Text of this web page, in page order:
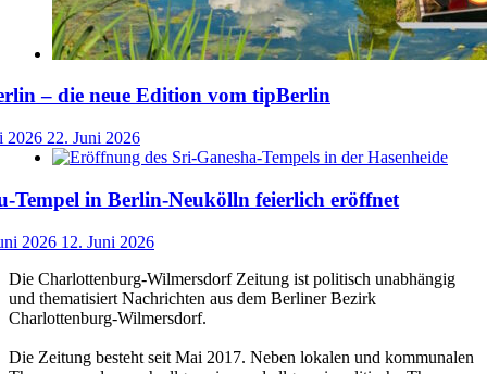
– die neue Edition vom tipBerlin
2026 22. Juni 2026
Tempel in Berlin-Neukölln feierlich eröffnet
2026 12. Juni 2026
Die Charlottenburg-Wilmersdorf Zeitung ist politisch unabhängig
und thematisiert Nachrichten aus dem Berliner Bezirk
Charlottenburg-Wilmersdorf.
Die Zeitung besteht seit Mai 2017. Neben lokalen und kommunalen